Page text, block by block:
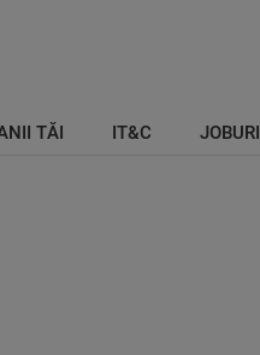
TĂI IT&C JOBURI